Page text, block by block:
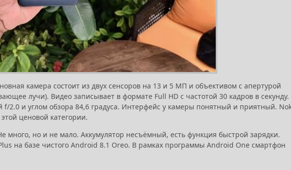
камера состоит из двух сенсоров на 13 и 5 МП и объективом с апертурой
лучи). Видео записывает в формате Full HD с частотой 30 кадров в секунду.
2.0 и углом обзора 84,6 градуса. Интерфейс у камеры понятный и приятный.
ценовой категории.
много, но и не мало. Аккумулятор несъёмный, есть функция быстрой зарядки.
на базе чистого Android 8.1 Oreo. В рамках программы Android One смартфон